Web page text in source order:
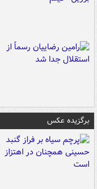
برگزیده عکس